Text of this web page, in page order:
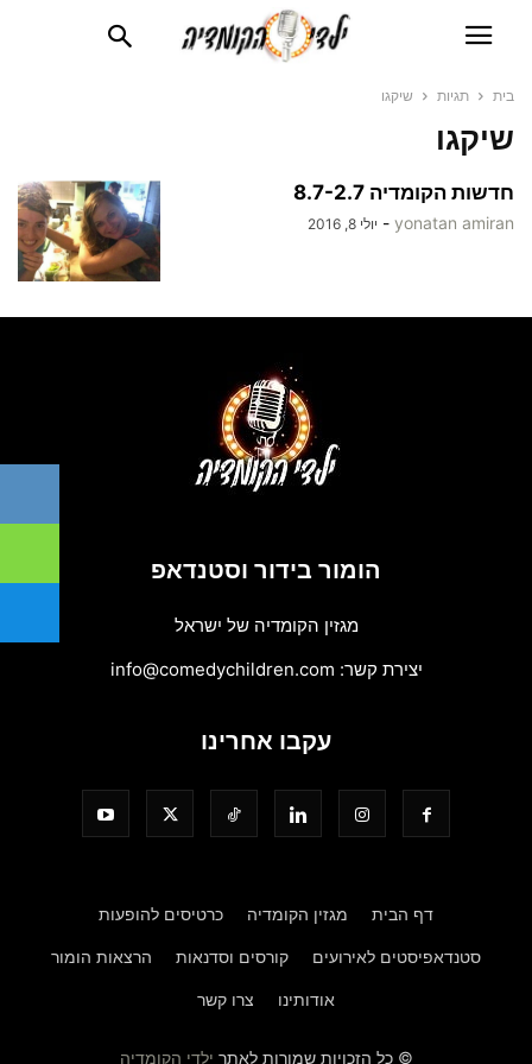
בית תגיות שיקגו
שיקגו
חדשות הקומדיה 8.7-2.7
yonatan amiran
- יולי 8, 2016
הומור בידור וסטנדאפ
מגזין הקומדיה של ישראל
יצירת קשר: info@comedychildren.com
עקבו אחרינו
דף הבית מגזין הקומדיה כרטיסים להופעות
סטנדאפיסטים לאירועים קורסים וסדנאות הרצאות הומור
אודותינו צרו קשר
© כל הזכויות שמורות לאתר ילדי הקומדיה